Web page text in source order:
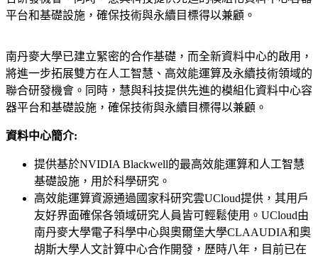
平台和基礎設施，確保技術與永續目標得以兼顧。
南丹麥大學已建立緊密的合作基礎，而全新資料中心的啟用，
將進一步拓展雙方在人工智慧、高效能運算及永續技術領域的
聯合研發機會。同時，慧與科技提供先進的模組化資料中心容
器平台和基礎設施，確保技術與永續目標得以兼顧。
資料中心簡介:
提供基於NVIDIA Blackwell的最高效能運算和人工智慧
基礎設施，用於科學研究。
高效能運算資源通過國家科研究雲UCloud提供，其用戶
友好界面確保各領域研究人員皆可輕鬆使用。UCloud由
南丹麥大學電子科學中心與奧爾堡大學CLAAUDIA和奧
胡斯大學人文計算中心合作開發，歷時八年，目前已在